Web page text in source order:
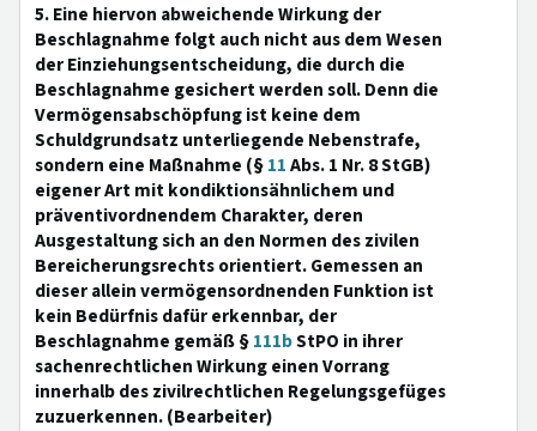
5. Eine hiervon abweichende Wirkung der
Beschlagnahme folgt auch nicht aus dem Wesen
der Einziehungsentscheidung, die durch die
Beschlagnahme gesichert werden soll. Denn die
Vermögensabschöpfung ist keine dem
Schuldgrundsatz unterliegende Nebenstrafe,
sondern eine Maßnahme (§11Abs. 1 Nr. 8 StGB)
eigener Art mit kondiktionsähnlichem und
präventivordnendem Charakter, deren
Ausgestaltung sich an den Normen des zivilen
Bereicherungsrechts orientiert. Gemessen an
dieser allein vermögensordnenden Funktion ist
kein Bedürfnis dafür erkennbar, der
Beschlagnahme gemäß §111bStPO in ihrer
sachenrechtlichen Wirkung einen Vorrang
innerhalb des zivilrechtlichen Regelungsgefüges
zuzuerkennen. (Bearbeiter)